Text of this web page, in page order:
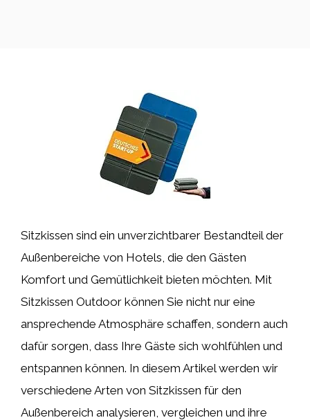
Sitzkissen sind ein unverzichtbarer Bestandteil der
Außenbereiche von Hotels, die den Gästen
Komfort und Gemütlichkeit bieten möchten. Mit
Sitzkissen Outdoor können Sie nicht nur eine
ansprechende Atmosphäre schaffen, sondern auch
dafür sorgen, dass Ihre Gäste sich wohlfühlen und
entspannen können. In diesem Artikel werden wir
verschiedene Arten von Sitzkissen für den
Außenbereich analysieren, vergleichen und ihre